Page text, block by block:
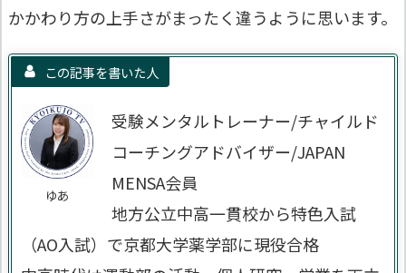
かかわり方の上手さがまったく違うように思います。
この記事を書いた人
ゆあ
受験メンタルトレーナー/チャイルド
コーチングアドバイザー/JAPAN
MENSA会員
地方公立中高一貫校から特色入試
（AO入試）で京都大学薬学部に現役合格